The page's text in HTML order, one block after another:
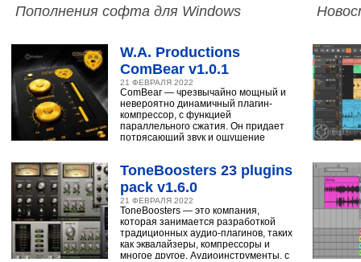
Пополнения софта для Windows
W.A. Productions
ComBear v1.0.1
21 ФЕВРАЛЯ 2022
ComBear — чрезвычайно мощный и
невероятно динамичный плагин-
компрессор, с функцией
параллельного сжатия. Он придает
потрясающий звук и ощущение
ToneBoosters 23 plugins
pack v1.6.0
21 ФЕВРАЛЯ 2022
ToneBoosters — это компания,
которая занимается разработкой
традиционных аудио-плагинов, таких
как эквалайзеры, компрессоры и
многое другое. Аудиоинструменты, с